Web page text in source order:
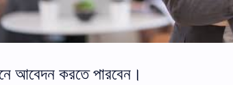
আবেদন করতে পারবেন।